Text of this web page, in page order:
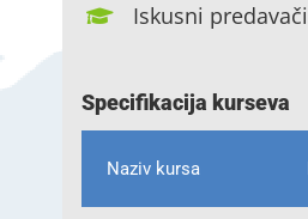
Iskusni predavači
Specifikacija kurseva
Naziv kursa